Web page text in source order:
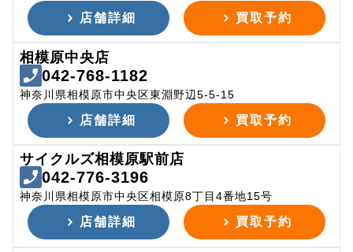
店舗詳細 買取予約
相模原中央店
042-768-1182
神奈川県相模原市中央区東淵野辺5-5-15
店舗詳細 買取予約
サイクルズ相模原駅前店
042-776-3196
神奈川県相模原市中央区相模原8丁目4番地15号
店舗詳細 買取予約